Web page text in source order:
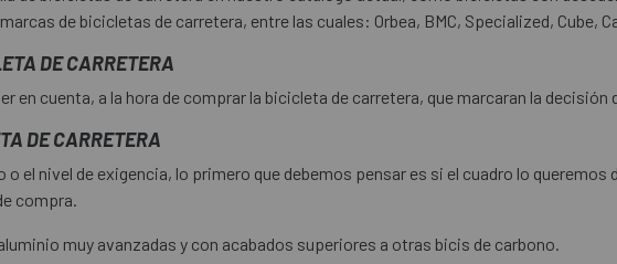
de bicicletas de carretera, entre las cuales: Orbea, BMC, Specialized, Cube,
DE CARRETERA
en cuenta, a la hora de comprar la bicicleta de carretera, que marcaran la decisión
DE CARRETERA
o el nivel de exigencia, lo primero que debemos pensar es si el cuadro lo
compra.
muy avanzadas y con acabados superiores a otras bicis de carbono.